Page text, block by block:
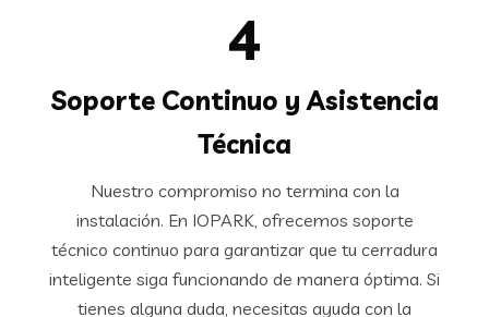
4
Soporte Continuo y Asistencia
Técnica
Nuestro compromiso no termina con la
instalación. En IOPARK, ofrecemos soporte
técnico continuo para garantizar que tu cerradura
inteligente siga funcionando de manera óptima. Si
tienes alguna duda, necesitas ayuda con la